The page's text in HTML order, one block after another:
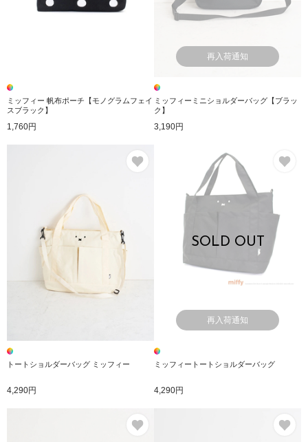
ミッフィー 帆布ポーチ【モノグラムフェイ
スブラック】
1,760円
再入荷通知
ミッフィーミニショルダーバッグ【ブラッ
ク】
3,190円
トートショルダーバッグ ミッフィー
4,290円
SOLD OUT
再入荷通知
ミッフィートートショルダーバッグ
4,290円